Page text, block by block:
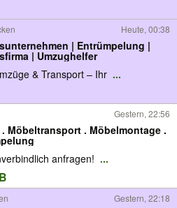
Heute, 00:38
| Entrümpelung |
| Umzughelfer
& Transport – Ihr ...
Gestern, 22:56
. Möbeltransport . Möbelmontage .
anfragen! ...
Gestern, 22:18